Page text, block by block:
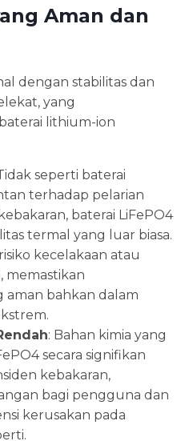
Aman dan
dengan stabilitas dan
yang
lithium-ion
seperti baterai
terhadap pelarian
baterai LiFePO4
termal yang luar biasa.
kecelakaan atau
memastikan
aman bahkan dalam
: Bahan kimia yang
secara signifikan
kebakaran,
bagi pengguna dan
kerusakan pada